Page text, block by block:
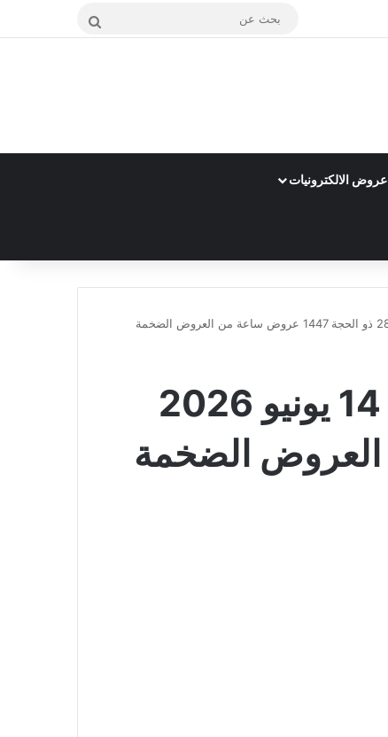
بحث
عروض الالكترونيات
عروض نستو الرياض اليوم الاخير من العرض 14 يونيو 2026